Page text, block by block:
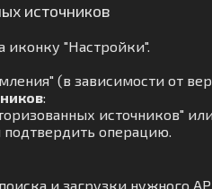
источников
иконку "Настройки".
(в зависимости от
:
источников"
подтвердить операцию.
и загрузки нужного